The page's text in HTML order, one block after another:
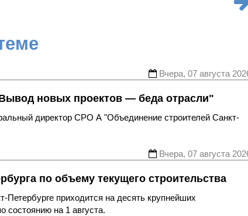
Вчера, 07 августа
новых проектов — беда отрасли"
директор СРО А "Объединение строителей Санкт-
Вчера, 07 августа
по объему текущего строительства
Петербурге приходится на десять крупнейших
состоянию на 1 августа.